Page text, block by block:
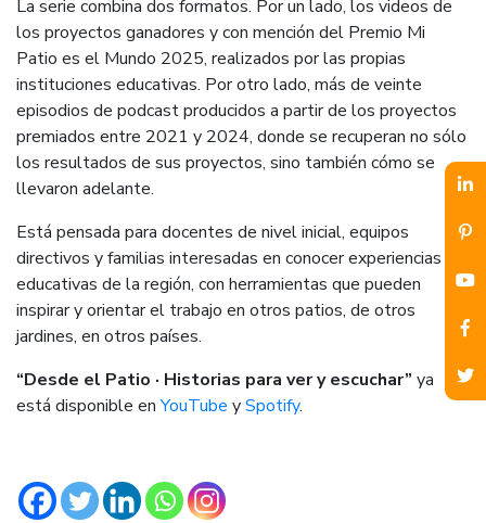
La serie combina dos formatos. Por un lado, los videos de
los proyectos ganadores y con mención del Premio Mi
Patio es el Mundo 2025, realizados por las propias
instituciones educativas. Por otro lado, más de veinte
episodios de podcast producidos a partir de los proyectos
premiados entre 2021 y 2024, donde se recuperan no sólo
los resultados de sus proyectos, sino también cómo se
llevaron adelante.
Está pensada para docentes de nivel inicial, equipos
directivos y familias interesadas en conocer experiencias
educativas de la región, con herramientas que pueden
inspirar y orientar el trabajo en otros patios, de otros
jardines, en otros países.
“Desde el Patio · Historias para ver y escuchar” ya
está disponible enYouTube ySpotify.